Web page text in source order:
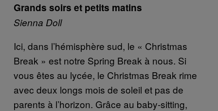
Grands soirs et petits matins
Sienna Doll
Ici, dans l’hémisphère sud, le « Christmas
Break » est notre Spring Break à nous. Si
vous êtes au lycée, le Christmas Break rime
avec deux longs mois de soleil et pas de
parents à l’horizon. Grâce au baby-sitting,